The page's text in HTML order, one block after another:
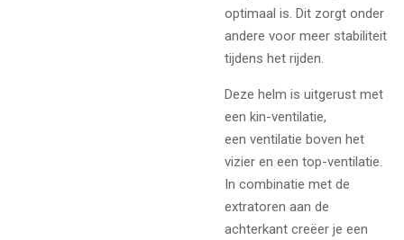
optimaal is. Dit zorgt onder
andere voor meer stabiliteit
tijdens het rijden.
Deze helm is uitgerust met
een kin-ventilatie,
een ventilatie boven het
vizier en een top-ventilatie.
In combinatie met de
extratoren aan de
achterkant creëer je een